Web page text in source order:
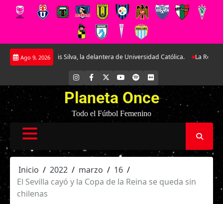
Saltar
Ago 9, 2026
a Tais Silva, la delantera de Universidad Católica. La Roja Sub-17 midió
INSTAGRAM
FACEBOOK YOUTUBE
SPOTIFYFLICKR
Planeta Once
Todo el Fútbol Femenino
Inicio 2022 marzo
16
El Sevilla cayó y la Copa de la Reina se queda sin
chilenas